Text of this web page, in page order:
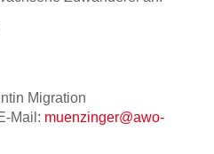
Migration
Mail: muenzinger@awo-